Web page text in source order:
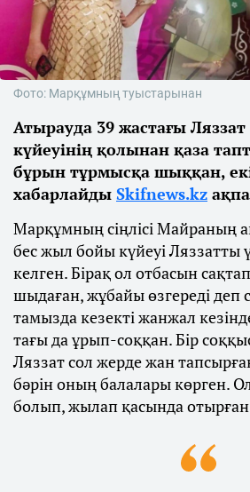
Фото: Марқұмның туыстарынан
Атырауда 39 жастағы
күйеуінің қолынан қаза
бұрын тұрмысқа шыққан,
хабарлайды Skifnews.kz
Марқұмның сіңлісі Майраның
бес жыл бойы күйеуі Ляззатты
келген. Бірақ ол отбасын
шыдаған, жұбайы өзгереді деп
тамызда кезекті жанжал
тағы да ұрып-соққан. Бір
Ляззат сол жерде жан
бәрін оның балалары көрген.
болып, жылап қасында